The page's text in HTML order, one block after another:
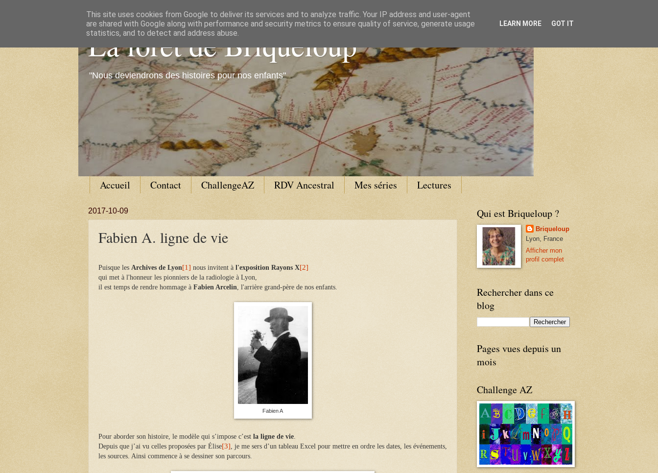
La forêt de Briqueloup
"Nous deviendrons des histoires pour nos enfants"
Accueil Contact ChallengeAZ RDV Ancestral Mes séries Lectures
2017-10-09
Fabien A. ligne de vie
Puisque les Archives de Lyon[1] nous invitent à l'exposition Rayons X[2]
qui met à l'honneur les pionniers de la radiologie à Lyon,
il est temps de rendre hommage à Fabien Arcelin , l'arrière grand-père de nos enfants.
Fabien A
Pour aborder son histoire, le modèle qui s’impose c’est la ligne de vie
Depuis que j’ai vu celles proposées par Élise[3] , je me sers d’un tableau Excel pour mettre en ordre les dates, les événements,
les sources. Ainsi commence à se dessiner son parcours.
Qui est Briqueloup ?
Briqueloup
Lyon, France
Afficher mon
profil complet
Rechercher dans ce
blog
Pages vues depuis un
mois
Challenge AZ
This site uses cookies from Google to deliver its services and to analyze traffic. Your IP address and user-agent
are shared with Google along with performance and security metrics to ensure quality of service, generate usage
statistics, and to detect and address abuse.
LEARN MORE GOT IT